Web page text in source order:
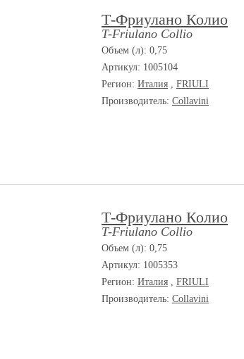
Т-Фриулано Колио
T-Friulano Collio
Объем (л): 0,75
Артикул: 1005104
Регион: Италия , FRIULI
Производитель: Collavini
Т-Фриулано Колио
T-Friulano Collio
Объем (л): 0,75
Артикул: 1005353
Регион: Италия , FRIULI
Производитель: Collavini